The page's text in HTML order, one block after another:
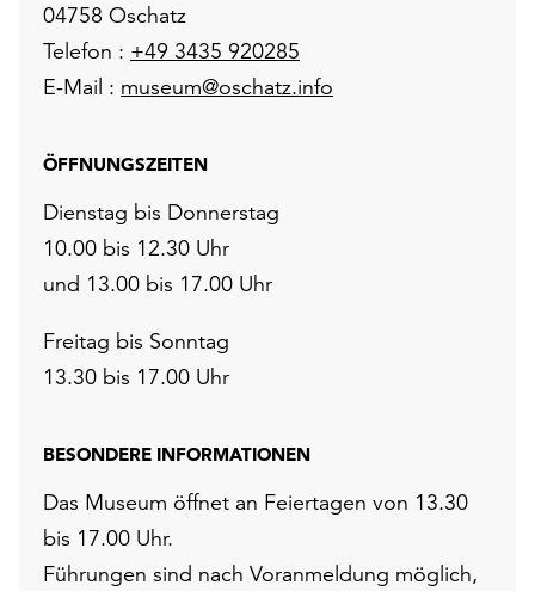
04758 Oschatz
Telefon : +49 3435 920285
E-Mail : museum@oschatz.info
ÖFFNUNGSZEITEN
Dienstag bis Donnerstag
10.00 bis 12.30 Uhr
und 13.00 bis 17.00 Uhr
Freitag bis Sonntag
13.30 bis 17.00 Uhr
BESONDERE INFORMATIONEN
Das Museum öffnet an Feiertagen von 13.30
bis 17.00 Uhr.
Führungen sind nach Voranmeldung möglich,